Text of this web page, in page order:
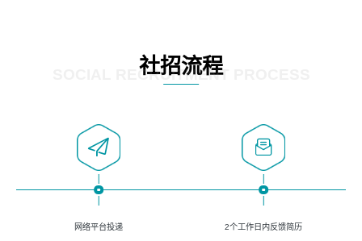
4、掌握DevOps思想、方法和流程。Jenkins工具使用；
5、掌握常见中间件配置与优化，如mysql、nginx等；
社招流程
SOCIAL RECRUITMENT PROCESS
网络平台投递 2个工作日内反馈简历